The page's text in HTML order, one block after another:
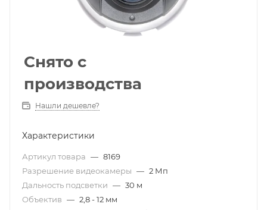
Снято с
производства
Нашли дешевле?
Характеристики
Артикул товара — 8169
Разрешение видеокамеры — 2 Мп
Дальность подсветки — 30 м
Объектив — 2,8 - 12 мм